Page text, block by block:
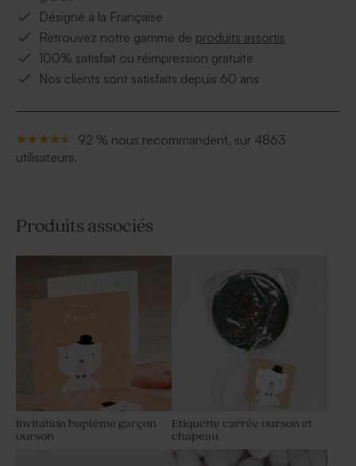
Désigné à la Française
Retrouvez notre gamme de produits assortis
100% satisfait ou réimpression gratuite
Nos clients sont satisfaits depuis 60 ans
92 % nous recommandent, sur 4863
utilisateurs.
Produits associés
Invitation baptême garçon
ourson
Etiquette carrée ourson et
chapeau